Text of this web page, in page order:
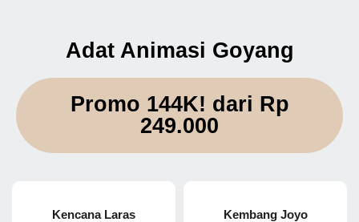
Adat Animasi Goyang
Promo 144K! dari Rp
249.000
Kencana Laras Kembang Joyo